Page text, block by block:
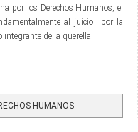
por los Derechos Humanos, el
al juicio por la
integrante de la querella.
HUMANOS